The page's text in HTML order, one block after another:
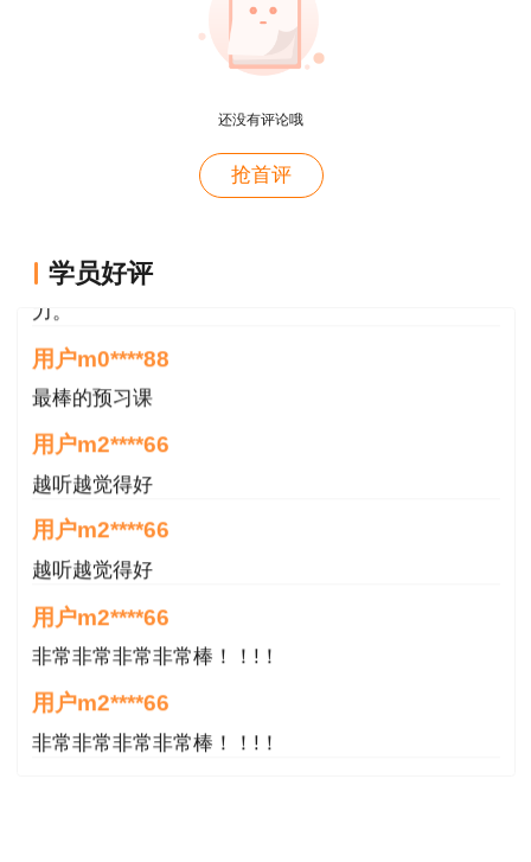
源社会保障厅将通过“贵州省人才人事公共服务平
台”（）发放贵州省二级造价工程师电子职业资格
还没有评论哦
抢首评
学员好评
平台历史购买的课程，老师讲的多非常好
老师讲的很细致很认真，课件准备充分也非常有耐
心，听了老师的课很有收获，谢谢老师的付出和努
力。
用户m0****88
最棒的预习课
用户m2****66
越听越觉得好
用户m2****66
越听越觉得好
用户m2****66
非常非常非常非常棒！！!！
用户m2****66
非常非常非常非常棒！！!！